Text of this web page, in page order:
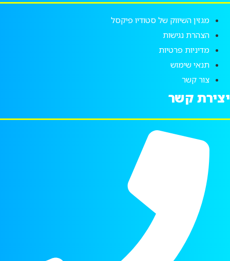
מגזין השיווק של סטודיו פיקסל
הצהרת נגישות
מדיניות פרטיות
תנאי שימוש
צור קשר
יצירת קשר